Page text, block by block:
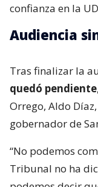
confianza en la
Audiencia
Tras finalizar la
quedó pendiente
Orrego, Aldo
gobernador de
“No podemos
Tribunal no ha